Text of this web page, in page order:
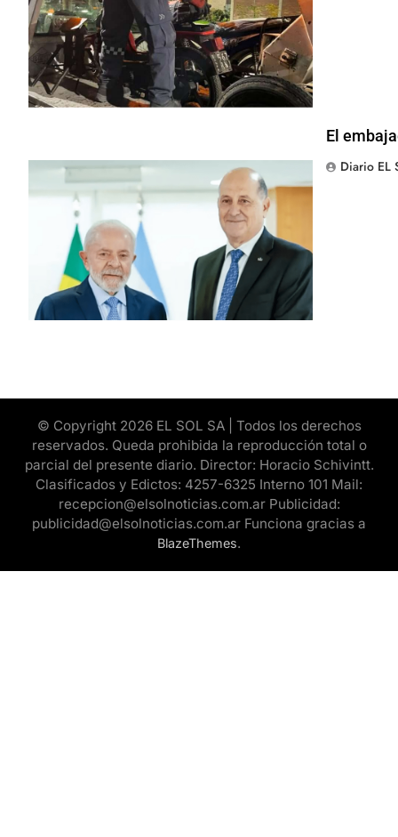
El
Diario EL
© Copyright 2026 EL SOL SA | Todos los derechos
reservados. Queda prohibida la reproducción total o
parcial del presente diario. Director: Horacio Schivintt.
Clasificados y Edictos: 4257-6325 Interno 101 Mail:
recepcion@elsolnoticias.com.ar Publicidad:
publicidad@elsolnoticias.com.ar Funciona gracias a
BlazeThemes.